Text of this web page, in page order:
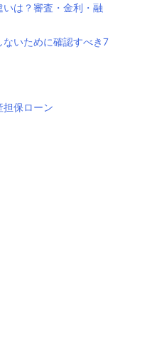
は？審査・金利・融
いために確認すべき7
担保ローン